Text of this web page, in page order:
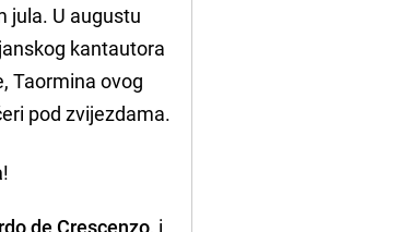
jula. U augustu
kantautora
Taormina ovog
pod zvijezdama.
!
de Crescenzo, i